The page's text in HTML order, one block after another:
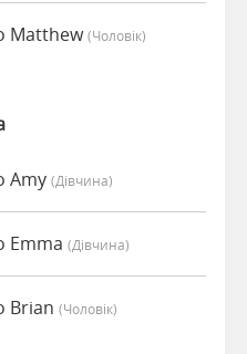
Matthew(чоловік)
Amy (дівчина)
Emma (дівчина)
Brian (чоловік)